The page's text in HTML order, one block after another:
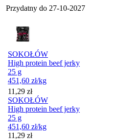
Przydatny do 27-10-2027
SOKOŁÓW
High protein beef jerky
25 g
451,60 zł/kg
Cena
11,29 zł
SOKOŁÓW
High protein beef jerky
25 g
451,60 zł/kg
Cena
11,29 zł